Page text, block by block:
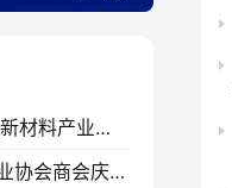
整合科研资源强化协同管理 助力老区氟新材料产业发展——中化企协氟新材料产业管理分会成立大会综述
“礼赞新中国 奋进新时代”——全国性行业协会商会庆祝新中国成立75周年文艺汇演举行